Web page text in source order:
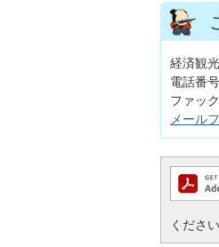
経済観
電話番
ファッ
メール
ください